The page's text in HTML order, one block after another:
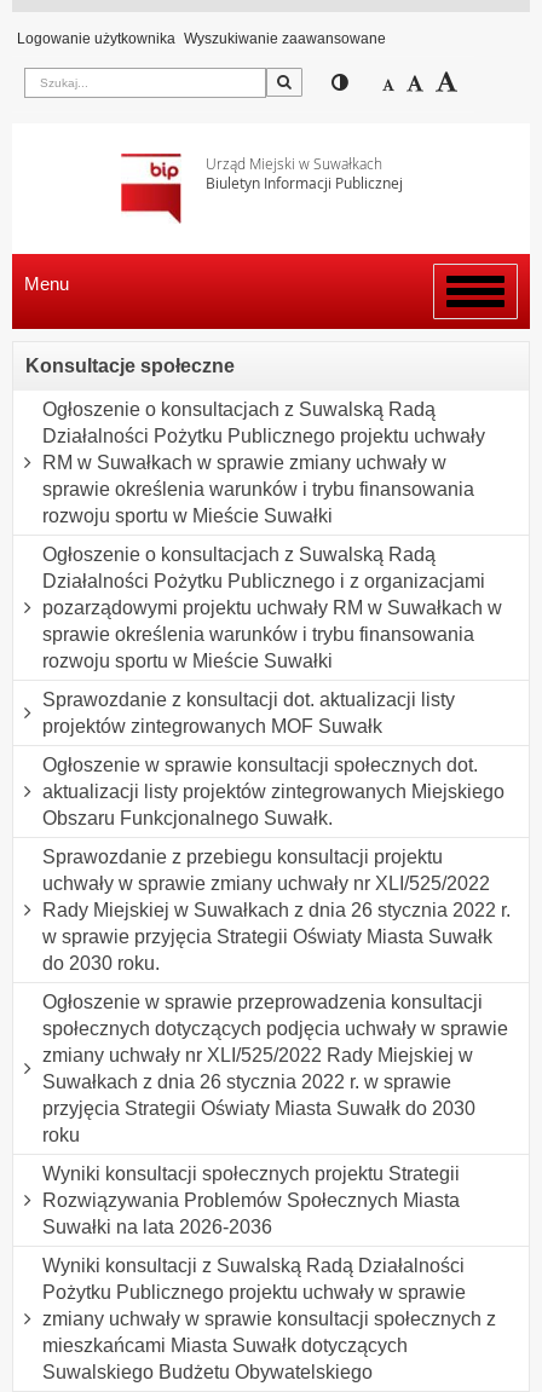
Logowanie użytkownika Wyszukiwanie zaawansowane
Szukaj Przełącz pomiędzy
Zmniejsz
Domyślny
Urząd Miejski w Suwałkach
Biuletyn Informacji Publicznej
Włącz
menu
Menu
Konsultacje społeczne
Ogłoszenie o konsultacjach z Suwalską Radą
Działalności Pożytku Publicznego projektu uchwały
RM w Suwałkach w sprawie zmiany uchwały w
sprawie określenia warunków i trybu finansowania
rozwoju sportu w Mieście Suwałki
Ogłoszenie o konsultacjach z Suwalską Radą
Działalności Pożytku Publicznego i z organizacjami
pozarządowymi projektu uchwały RM w Suwałkach w
sprawie określenia warunków i trybu finansowania
rozwoju sportu w Mieście Suwałki
Sprawozdanie z konsultacji dot. aktualizacji listy
projektów zintegrowanych MOF Suwałk
Ogłoszenie w sprawie konsultacji społecznych dot.
aktualizacji listy projektów zintegrowanych Miejskiego
Obszaru Funkcjonalnego Suwałk.
Sprawozdanie z przebiegu konsultacji projektu
uchwały w sprawie zmiany uchwały nr XLI/525/2022
Rady Miejskiej w Suwałkach z dnia 26 stycznia 2022 r.
w sprawie przyjęcia Strategii Oświaty Miasta Suwałk
do 2030 roku.
Ogłoszenie w sprawie przeprowadzenia konsultacji
społecznych dotyczących podjęcia uchwały w sprawie
zmiany uchwały nr XLI/525/2022 Rady Miejskiej w
Suwałkach z dnia 26 stycznia 2022 r. w sprawie
przyjęcia Strategii Oświaty Miasta Suwałk do 2030
roku
Wyniki konsultacji społecznych projektu Strategii
Rozwiązywania Problemów Społecznych Miasta
Suwałki na lata 2026-2036
Wyniki konsultacji z Suwalską Radą Działalności
Pożytku Publicznego projektu uchwały w sprawie
zmiany uchwały w sprawie konsultacji społecznych z
mieszkańcami Miasta Suwałk dotyczących
Suwalskiego Budżetu Obywatelskiego